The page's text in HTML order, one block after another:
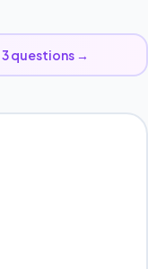
3 questions →